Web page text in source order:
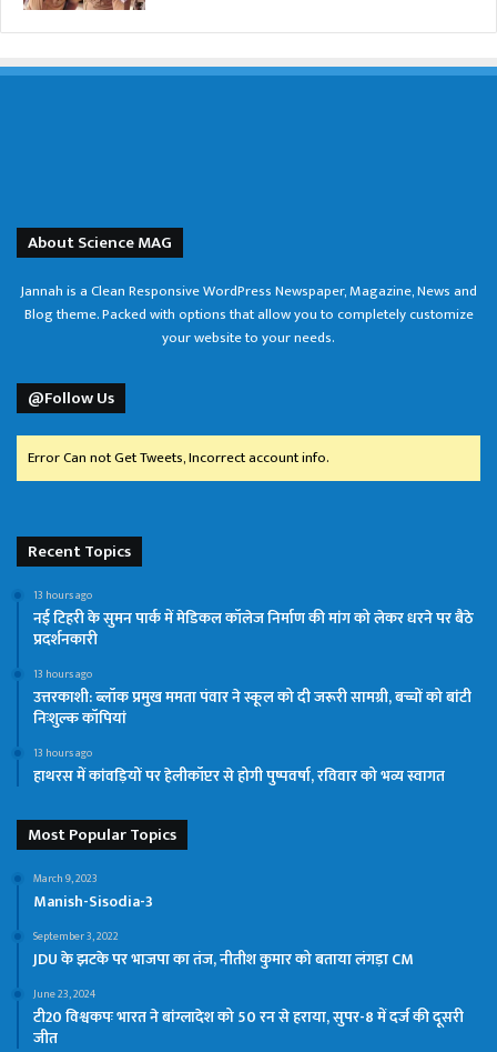
About Science MAG
Jannah is a Clean Responsive WordPress Newspaper, Magazine, News and
Blog theme. Packed with options that allow you to completely customize
your website to your needs.
@Follow Us
Error Can not Get Tweets, Incorrect account info.
Recent Topics
13 hours ago
नई टिहरी के सुमन पार्क में मेडिकल कॉलेज निर्माण की मांग को लेकर धरने पर बैठे
प्रदर्शनकारी
13 hours ago
उत्तरकाशी: ब्लॉक प्रमुख ममता पंवार ने स्कूल को दी जरूरी सामग्री, बच्चों को बांटी
निःशुल्क कॉपियां
13 hours ago
हाथरस में कांवड़ियों पर हेलीकॉप्टर से होगी पुष्पवर्षा, रविवार को भव्य स्वागत
Most Popular Topics
March 9, 2023
Manish-Sisodia-3
September 3, 2022
JDU के झटके पर भाजपा का तंज, नीतीश कुमार को बताया लंगड़ा CM
June 23, 2024
टी20 विश्वकपः भारत ने बांग्लादेश को 50 रन से हराया, सुपर-8 में दर्ज की दूसरी
जीत